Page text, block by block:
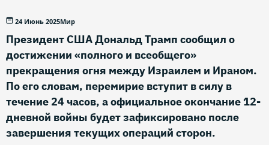
24 Июнь 2025Мир
Президент США Дональд Трамп сообщил о
достижении «полного и всеобщего»
прекращения огня между Израилем и Ираном.
По его словам, перемирие вступит в силу в
течение 24 часов, а официальное окончание 12-
дневной войны будет зафиксировано после
завершения текущих операций сторон.